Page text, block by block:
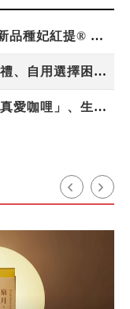
甜度超越麝香葡萄！日本長野縣新品種妃紅提® 微風超市限期販售
中秋月餅／美味多重驚喜 激發送禮、自用選擇困難症
新登場！和平島美食 清真認證「真愛咖哩」、生態飲食「禾口丘」